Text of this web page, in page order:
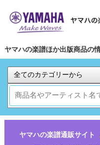
ヤマハの楽譜ほか出版商品の
ヤマハの楽譜通販サイト